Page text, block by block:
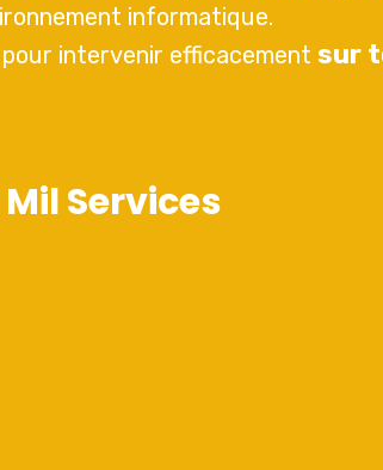
informatique.
intervenir efficacement sur
Services